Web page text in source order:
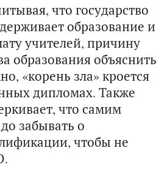
что государство
образование и
учителей, причину
образования объяснить
«корень зла» кроется
дипломах. Также
что самим
забывать о
чтобы не